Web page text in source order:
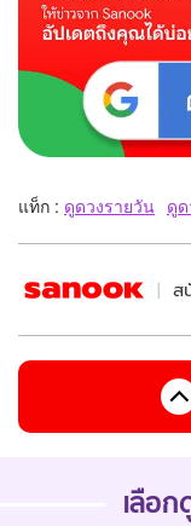
แท็ก : ดูดวงรายวัน ดู
ส
เลือ